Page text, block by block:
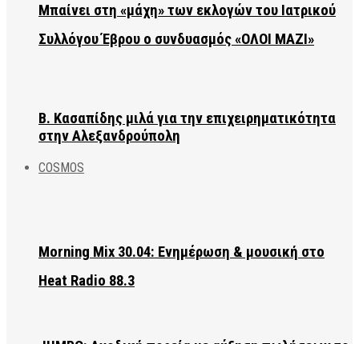
Μπαίνει στη «μάχη» των εκλογών του Ιατρικού
Συλλόγου Έβρου ο συνδυασμός «ΟΛΟΙ ΜΑΖΙ»
Morning Mix 30.04: Ενημέρωση & μουσική στο
Heat Radio 88.3
Β. Κασαπίδης μιλά για την επιχειρηματικότητα
στην Αλεξανδρούπολη
COSMOS